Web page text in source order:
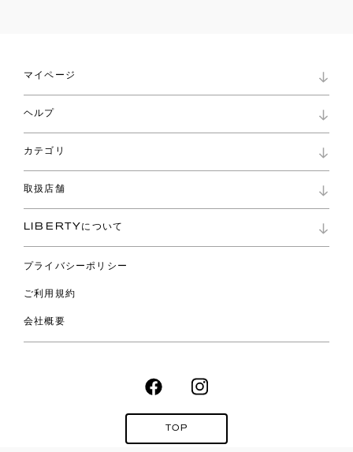
マイページ
ロイヤリティプログラム
パスワード再設定
ショッピングバッグ
ヘルプ
お問い合わせ
よくあるご質問
ご利用ガイド
カテゴリ
コレクション
ファブリックス
バッグ
スカーフ
ウェア
ライフスタイル
スペシャル
取扱店舗
リバティ・ファブリックス
LIBERTYについて
プライバシーポリシー
ご利用規約
会社概要
TOP